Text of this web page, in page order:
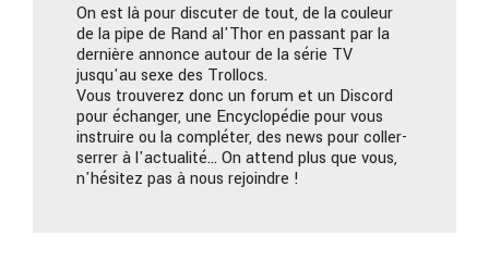
On est là pour discuter de tout, de la couleur
de la pipe de Rand al'Thor en passant par la
dernière annonce autour de la série TV
jusqu'au sexe des Trollocs.
Vous trouverez donc un forum et un Discord
pour échanger, une Encyclopédie pour vous
instruire ou la compléter, des news pour coller-
serrer à l'actualité… On attend plus que vous,
n'hésitez pas à nous rejoindre !